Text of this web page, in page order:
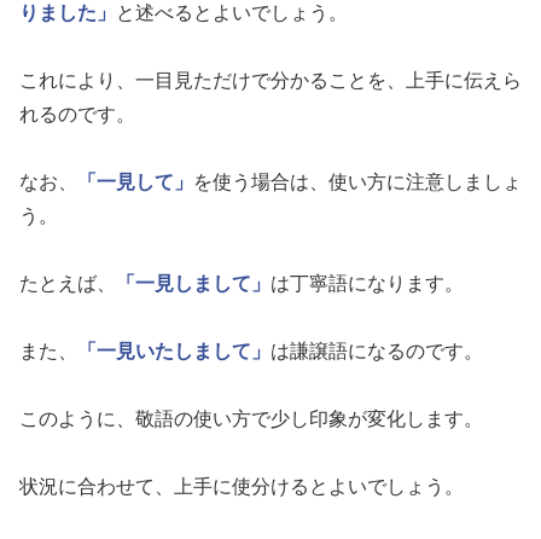
りました」
と述べるとよいでしょう。
これにより、一目見ただけで分かることを、上手に伝えら
れるのです。
なお、 「一見して」
を使う場合は、使い方に注意しましょ
う。
たとえば、 「一見しまして」 は丁寧語になります。
また、 「一見いたしまして」 は謙譲語になるのです。
このように、敬語の使い方で少し印象が変化します。
状況に合わせて、上手に使分けるとよいでしょう。